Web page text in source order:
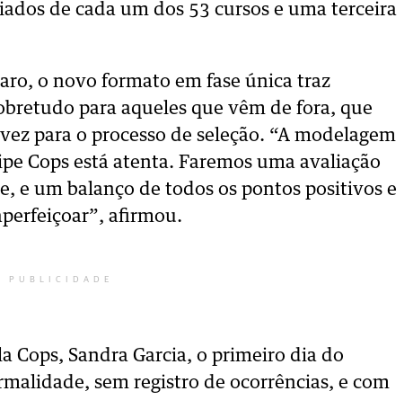
de cada um dos 53 cursos e uma terceira
o novo formato em fase única traz
para aqueles que vêm de fora, que
para o processo de seleção. “A modelagem
Cops está atenta. Faremos uma avaliação
e um balanço de todos os pontos positivos e
afirmou.
PUBLICIDADE
Cops, Sandra Garcia, o primeiro dia do
sem registro de ocorrências, e com